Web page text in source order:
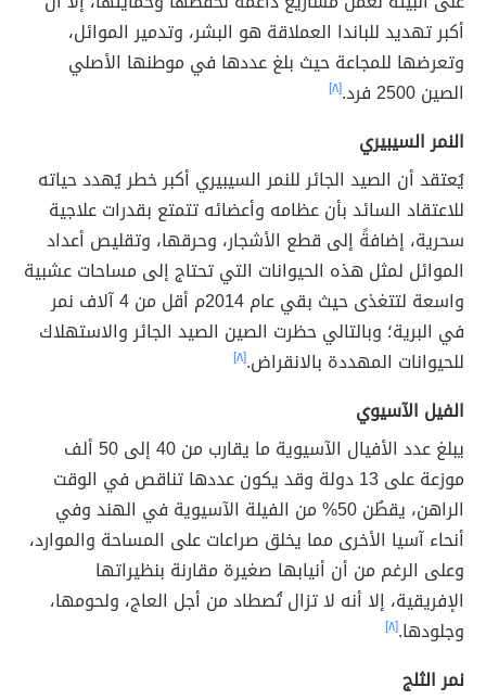
أكبر تهديد للباندا العملاقة هو البشر، وتدمير الموائل،
وتعرضها للمجاعة حيث بلغ عددها في موطنها الأصلي
الصين 2500 فرد.
[٨]
النمر السيبيري
يُعتقد أن الصيد الجائر للنمر السيبيري أكبر خطر يُهدد حياته
للاعتقاد السائد بأن عظامه وأعضائه تتمتع بقدرات علاجية
سحرية، إضافةً إلى قطع الأشجار، وحرقها، وتقليص أعداد
الموائل لمثل هذه الحيوانات التي تحتاج إلى مساحات عشبية
واسعة لتتغذى حيث بقي عام 2014م أقل من 4 آلاف نمر
في البرية؛ وبالتالي حظرت الصين الصيد الجائر والاستهلاك
للحيوانات المهددة بالانقراض.[٨]
الفيل الآسيوي
يبلغ عدد الأفيال الآسيوية ما يقارب من 40 إلى 50 ألف
موزعة على 13 دولة وقد يكون عددها تناقص في الوقت
الراهن، يقطُن 50% من الفيلة الآسيوية في الهند وفي
أنحاء آسيا الأخرى مما يخلق صراعات على المساحة والموارد،
وعلى الرغم من أن أنيابها صغيرة مقارنة بنظيراتها
الإفريقية، إلا أنه لا تزال تُصطاد من أجل العاج، ولحومها،
وجلودها.[٨]
نمر الثلج